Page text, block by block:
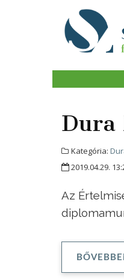
Dura
Kategória:
2019.04.29.
Az